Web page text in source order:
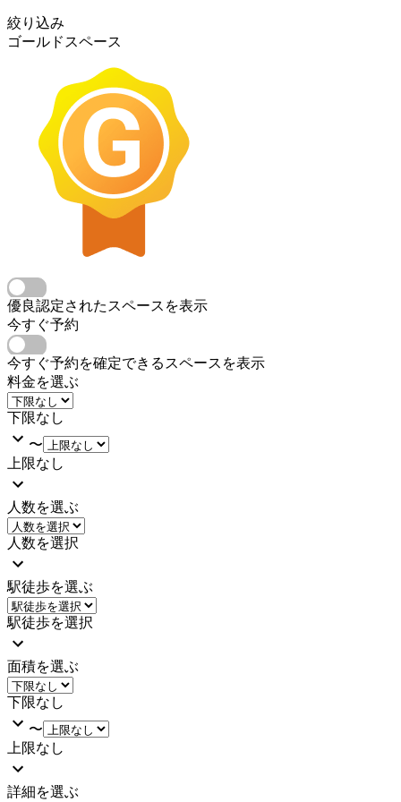
絞り込み
ゴールドスペース
優良認定されたスペースを表示
今すぐ予約
今すぐ予約を確定できるスペースを表示
料金を選ぶ
下限なし
〜
上限なし
人数を選ぶ
人数を選択
駅徒歩を選ぶ
駅徒歩を選択
面積を選ぶ
下限なし
〜
上限なし
詳細を選ぶ